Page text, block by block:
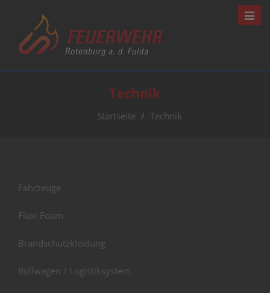
Technik
Startseite Technik
Fahrzeuge
Flexi Foam
Brandschutzkleidung
Rollwagen / Logistiksystem